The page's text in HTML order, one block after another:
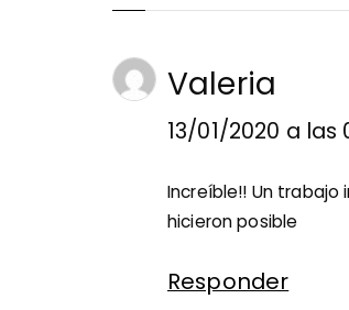
Valeria
13/01/2020 a las
Increíble!! Un
hicieron posible
Responder